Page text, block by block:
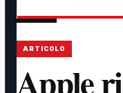
ARTICOLO
Apple